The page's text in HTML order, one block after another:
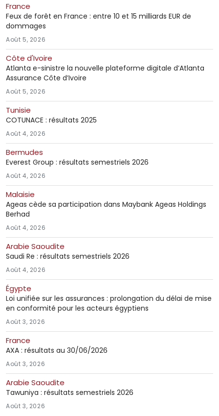
France
Feux de forêt en France : entre 10 et 15 milliards EUR de
dommages
Août 5, 2026
Côte d'Ivoire
Atlanta e-sinistre la nouvelle plateforme digitale d’Atlanta
Assurance Côte d’Ivoire
Août 5, 2026
Tunisie
COTUNACE : résultats 2025
Août 4, 2026
Bermudes
Everest Group : résultats semestriels 2026
Août 4, 2026
Malaisie
Ageas cède sa participation dans Maybank Ageas Holdings
Berhad
Août 4, 2026
Arabie Saoudite
Saudi Re : résultats semestriels 2026
Août 4, 2026
Égypte
Loi unifiée sur les assurances : prolongation du délai de mise
en conformité pour les acteurs égyptiens
Août 3, 2026
France
AXA : résultats au 30/06/2026
Août 3, 2026
Arabie Saoudite
Tawuniya : résultats semestriels 2026
Août 3, 2026